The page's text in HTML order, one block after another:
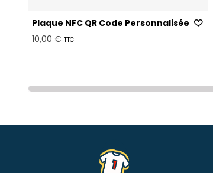
Plaque NFC QR Code Personnalisé​e
10,00 € TTC